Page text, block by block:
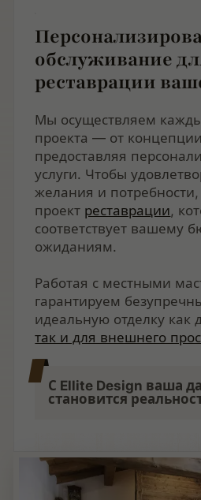
обслуживание
реставрации
Мы осуществляем
проекта — от
предоставляя
услуги. Чтобы
желания и
проект реставрации,
соответствует вашему
ожиданиям.
Работая с местными
гарантируем
идеальную отделку как
так и для внешнего
С Ellite Design ваша
становится